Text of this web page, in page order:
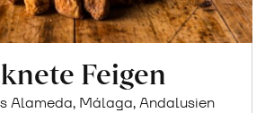
Feigen
Alameda, Málaga, Andalusien